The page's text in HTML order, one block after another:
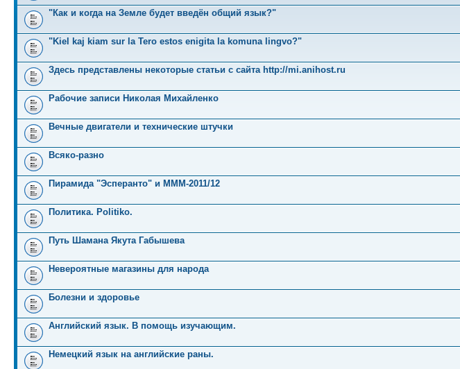
"Как и когда на Земле будет введён общий язык?"
"Kiel kaj kiam sur la Tero estos enigita la komuna lingvo?"
Здесь представлены некоторые статьи с сайта http://mi.anihost.ru
Рабочие записи Николая Михайленко
Вечные двигатели и технические штучки
Всяко-разно
Пирамида "Эсперанто" и MMM-2011/12
Политика. Politiko.
Путь Шамана Якута Габышева
Невероятные магазины для народа
Болезни и здоровье
Английский язык. В помощь изучающим.
Немецкий язык на английские раны.